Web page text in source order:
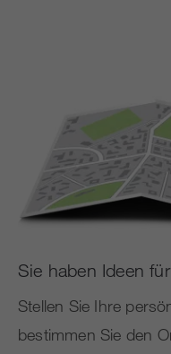
Sie haben Ideen
Stellen Sie Ihre
bestimmen Sie den